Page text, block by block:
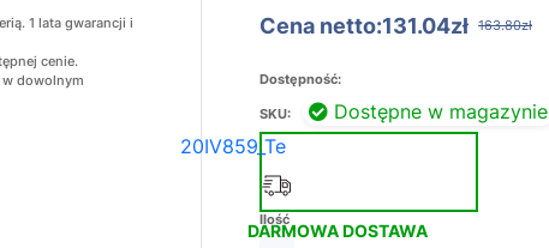
1 lata gwarancji i
cenie.
w dowolnym
Cena netto:131.04zł 163.80zł
Dostępność:
Dostępne w magazynie
SKU:
20IV859_Te
DARMOWA DOSTAWA
Ilość